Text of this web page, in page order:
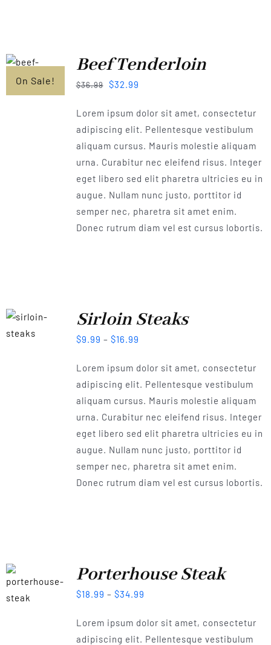
On Sale!
Beef Tenderloin
$36.99 $32.99
Lorem ipsum dolor sit amet, consectetur
adipiscing elit. Pellentesque vestibulum
aliquam cursus. Mauris molestie aliquam
urna. Curabitur nec eleifend risus. Integer
eget libero sed elit pharetra ultricies eu in
augue. Nullam nunc justo, porttitor id
semper nec, pharetra sit amet enim.
Donec rutrum diam vel est cursus lobortis.
Sirloin Steaks
$9.99 – $16.99
Lorem ipsum dolor sit amet, consectetur
adipiscing elit. Pellentesque vestibulum
aliquam cursus. Mauris molestie aliquam
urna. Curabitur nec eleifend risus. Integer
eget libero sed elit pharetra ultricies eu in
augue. Nullam nunc justo, porttitor id
semper nec, pharetra sit amet enim.
Donec rutrum diam vel est cursus lobortis.
Porterhouse Steak
$18.99 – $34.99
Lorem ipsum dolor sit amet, consectetur
adipiscing elit. Pellentesque vestibulum